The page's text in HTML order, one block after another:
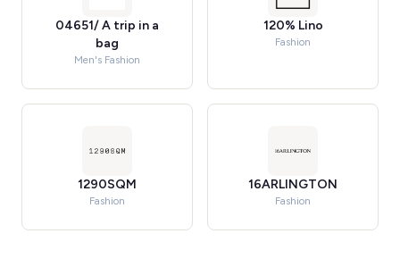
04651/ A trip in a
bag
Men's Fashion
120% Lino
Fashion
1290SQM
Fashion
16ARLINGTON
Fashion